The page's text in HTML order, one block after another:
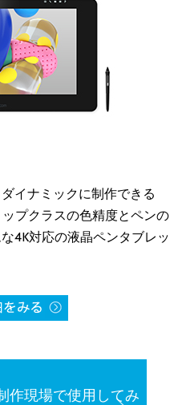
イナミックに制作できる
プクラスの色精度とペンの
4K対応の液晶ペンタブレッ
作現場で使用してみ